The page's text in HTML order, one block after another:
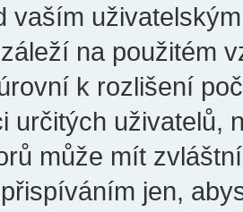
vaším
na použitém
k rozlišení
určitých uživatelů,
může mít
jen,